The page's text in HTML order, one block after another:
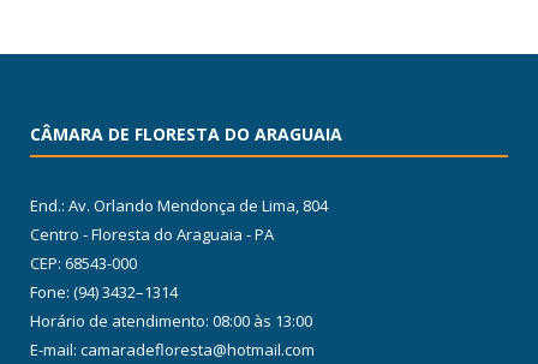
CÂMARA DE FLORESTA DO ARAGUAIA
End.: Av. Orlando Mendonça de Lima, 804
Centro - Floresta do Araguaia - PA
CEP: 68543-000
Fone: (94) 3432–1314
Horário de atendimento: 08:00 às 13:00
E-mail: camaradefloresta@hotmail.com